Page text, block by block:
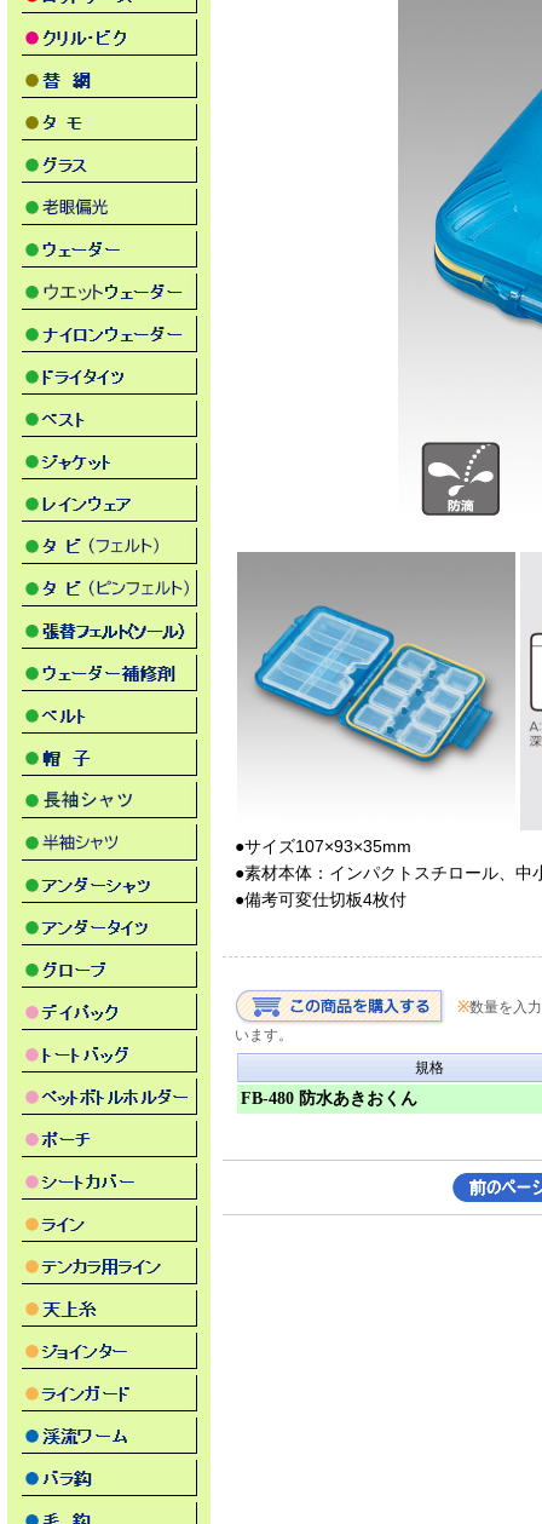
●サイズ107×93×35mm
●素材本体：インパクトスチロール、
●備考可変仕切板4枚付
※数量を入
います。
規格
FB-480 防水あきおくん